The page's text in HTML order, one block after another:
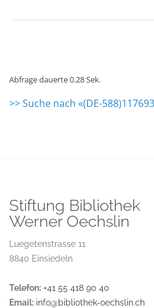
Abfrage dauerte 0.28 Sek.
>> Suche nach «(DE-
Stiftung Bibliothek
Werner Oechslin
Luegetenstrasse 11
8840 Einsiedeln
Telefon: +41 55 418 90 40
Email: info@bibliothek-oechslin.ch